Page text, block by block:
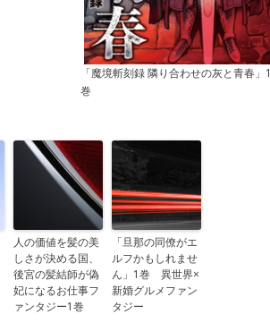
「魔境斬刻録 隣り合わせの灰と青春」1
巻
人の価値を髪の美
しさが決める国、
後宮の髪結師が偽
妃になるお仕事フ
ァンタジー1巻
「旦那の同僚がエ
ルフかもしれませ
ん」1巻 異世界×
新婚グルメファン
タジー